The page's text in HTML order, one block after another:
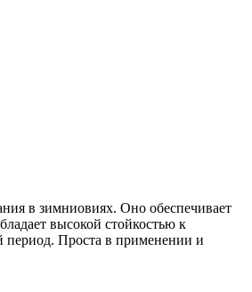
в зимниовиях. Оно обеспечивает
высокой стойкостью к
период. Проста в применении и